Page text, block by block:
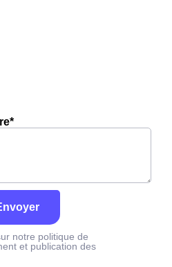
notre politique de
et publication des